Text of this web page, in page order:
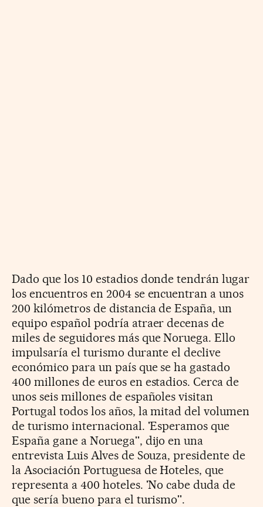
Dado que los 10 estadios donde tendrán lugar
los encuentros en 2004 se encuentran a unos
200 kilómetros de distancia de España, un
equipo español podría atraer decenas de
miles de seguidores más que Noruega. Ello
impulsaría el turismo durante el declive
económico para un país que se ha gastado
400 millones de euros en estadios. Cerca de
unos seis millones de españoles visitan
Portugal todos los años, la mitad del volumen
de turismo internacional. 'Esperamos que
España gane a Noruega'', dijo en una
entrevista Luis Alves de Souza, presidente de
la Asociación Portuguesa de Hoteles, que
representa a 400 hoteles. 'No cabe duda de
que sería bueno para el turismo''.